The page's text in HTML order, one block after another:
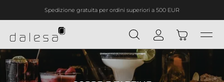
principaleSpedizione gratuita per ordini superiori a 500 EUR